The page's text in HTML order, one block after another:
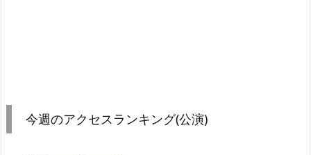
今週のアクセスランキング(公演)